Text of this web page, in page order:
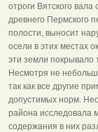
отроги Вятского
древнего Пермского
полости, выносит
осели в этих местах
эти земли покрывало
Несмотря не
так как все другие
допустимых норм.
района исследовала
содержания в них